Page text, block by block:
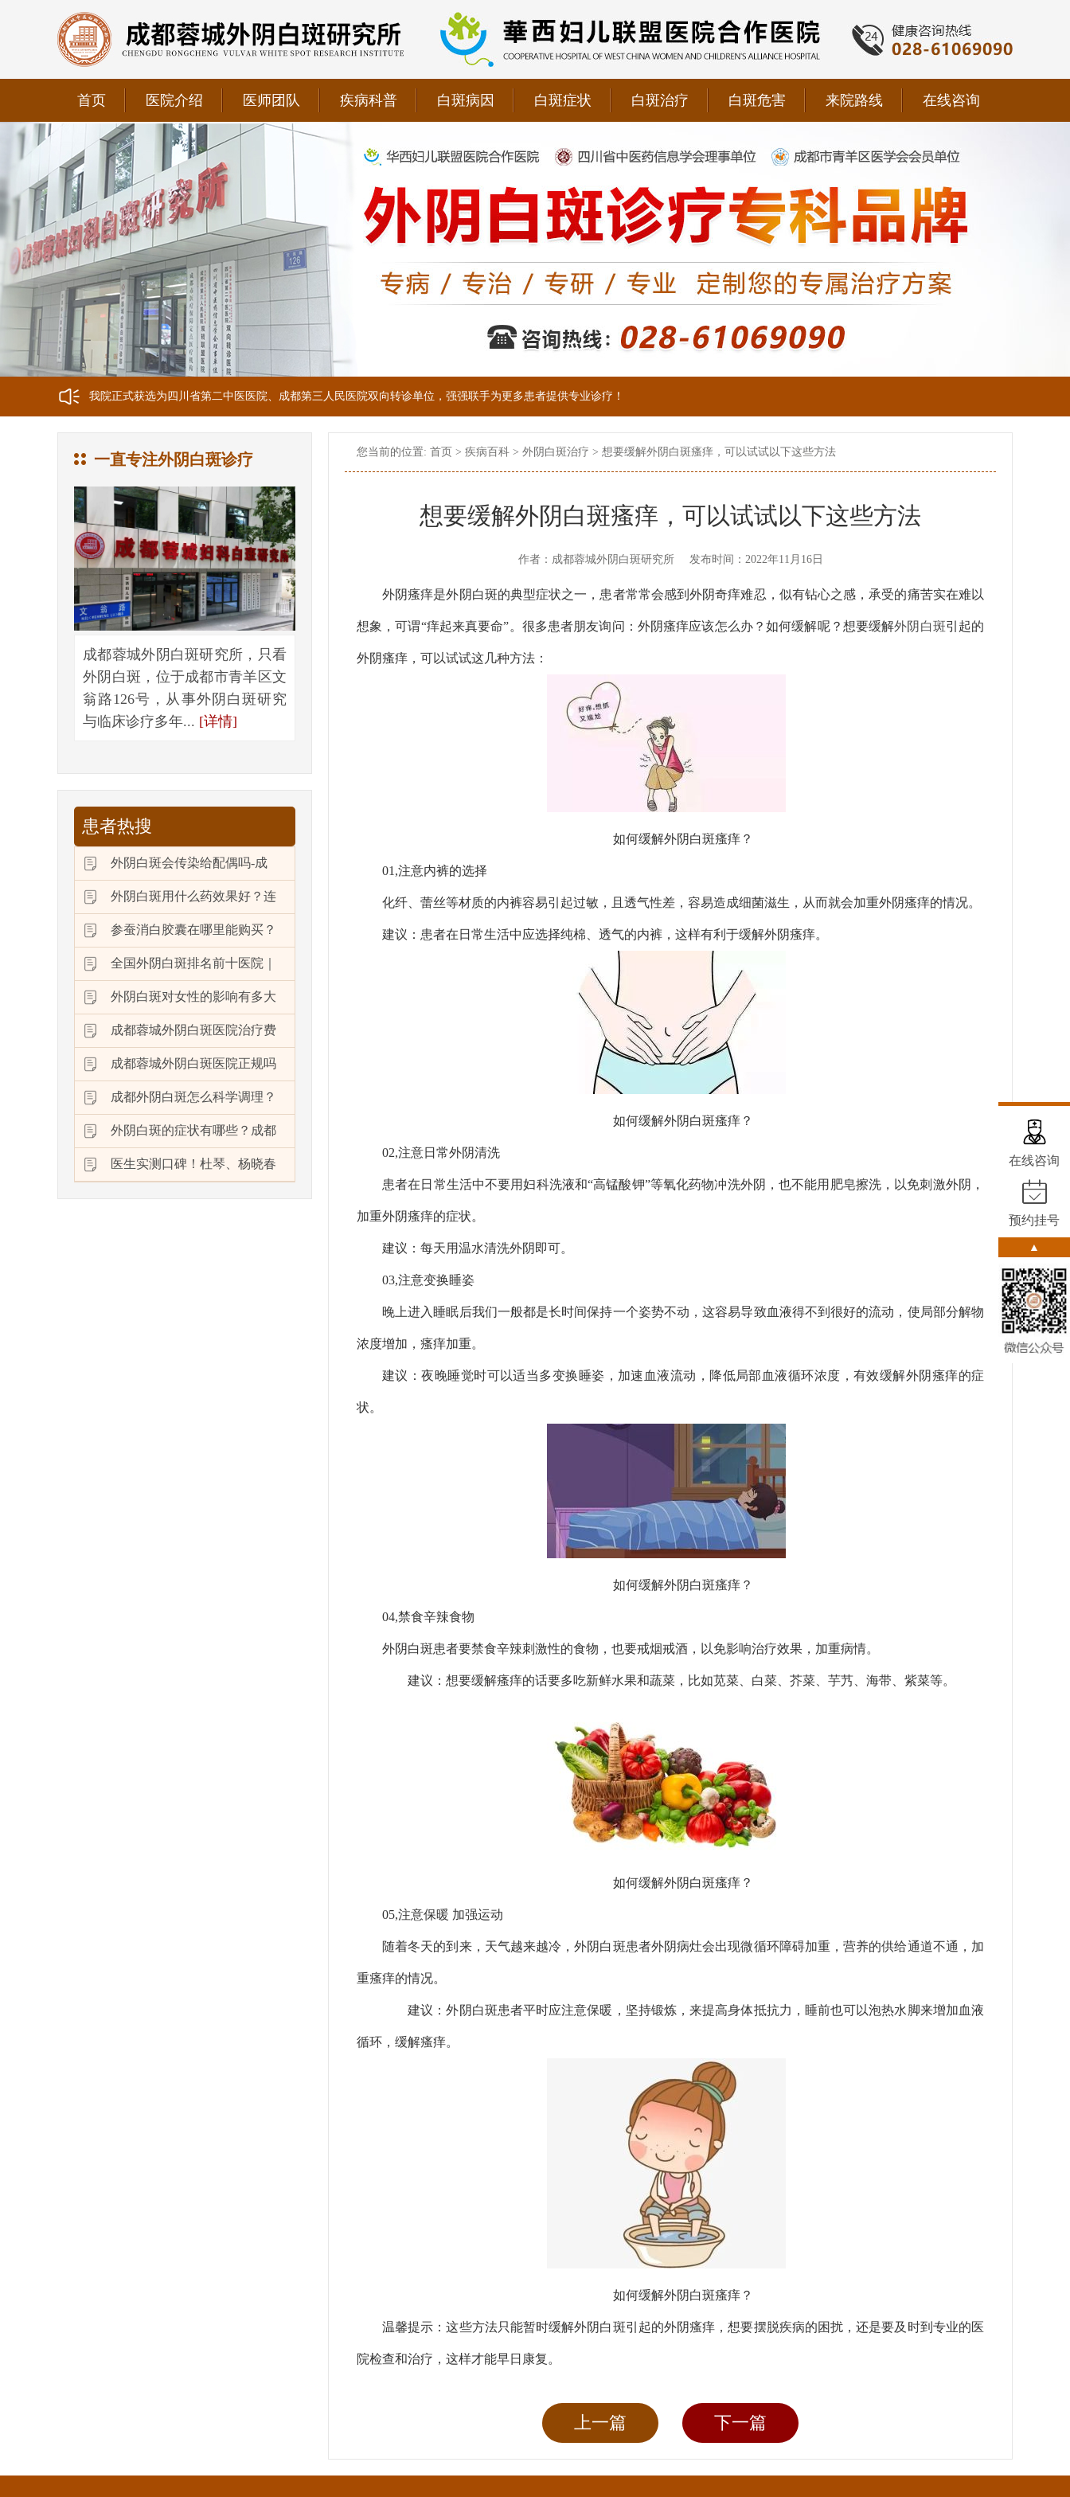
首页 医院介绍 医师团队 疾病科普 白斑病因 白斑症状 白斑治疗 白斑危害 来院路线 在线咨询
我院正式获选为四川省第二中医医院、成都第三人民医院双向转诊单位，强强联手为更多患者提供专业诊疗！
我院位于成都市青羊区文翁路126号，联系电话：028-61069090；警惕虚假广告，坚持正规医院就诊
我院现已成为四川省中医药信息学会理事单位、华西妇儿联盟合作医院！
我院正式获选为四川省第二中医医院、成都第三人民医院双向转诊单位，强强联手为更多患者提供专业诊疗！
我院位于成都市青羊区文翁路126号，联系电话：028-61069090；警惕虚假广告，坚持正规医院就诊
一直专注外阴白斑诊疗
成都蓉城外阴白斑研究所，只看
外阴白斑，位于成都市青羊区文
翁路126号，从事外阴白斑研究
与临床诊疗多年... [详情]
患者热搜
外阴白斑会传染给配偶吗-成
外阴白斑用什么药效果好？连
参蚕消白胶囊在哪里能购买？
全国外阴白斑排名前十医院｜
外阴白斑对女性的影响有多大
成都蓉城外阴白斑医院治疗费
成都蓉城外阴白斑医院正规吗
成都外阴白斑怎么科学调理？
外阴白斑的症状有哪些？成都
医生实测口碑！杜琴、杨晓春
您当前的位置: 首页 > 疾病百科 > 外阴白斑治疗 > 想要缓解外阴白斑瘙痒，可以试试以下这些方法
想要缓解外阴白斑瘙痒，可以试试以下这些方法
作者：成都蓉城外阴白斑研究所 发布时间：2022年11月16日
外阴瘙痒是外阴白斑的典型症状之一，患者常常会感到外阴奇痒难忍，似有钻心之感，承受的痛苦实在难以
想象，可谓“痒起来真要命”。很多患者朋友询问：外阴瘙痒应该怎么办？如何缓解呢？想要缓解外阴白斑引起的
外阴瘙痒，可以试试这几种方法：
如何缓解外阴白斑瘙痒？
01,注意内裤的选择
化纤、蕾丝等材质的内裤容易引起过敏，且透气性差，容易造成细菌滋生，从而就会加重外阴瘙痒的情况。
建议：患者在日常生活中应选择纯棉、透气的内裤，这样有利于缓解外阴瘙痒。
如何缓解外阴白斑瘙痒？
02,注意日常外阴清洗
患者在日常生活中不要用妇科洗液和“高锰酸钾”等氧化药物冲洗外阴，也不能用肥皂擦洗，以免刺激外阴，
加重外阴瘙痒的症状。
建议：每天用温水清洗外阴即可。
03,注意变换睡姿
晚上进入睡眠后我们一般都是长时间保持一个姿势不动，这容易导致血液得不到很好的流动，使局部分解物
浓度增加，瘙痒加重。
建议：夜晚睡觉时可以适当多变换睡姿，加速血液流动，降低局部血液循环浓度，有效缓解外阴瘙痒的症
状。
如何缓解外阴白斑瘙痒？
04,禁食辛辣食物
外阴白斑患者要禁食辛辣刺激性的食物，也要戒烟戒酒，以免影响治疗效果，加重病情。
建议：想要缓解瘙痒的话要多吃新鲜水果和蔬菜，比如苋菜、白菜、芥菜、芋艿、海带、紫菜等。
如何缓解外阴白斑瘙痒？
05,注意保暖 加强运动
随着冬天的到来，天气越来越冷，外阴白斑患者外阴病灶会出现微循环障碍加重，营养的供给通道不通，加
重瘙痒的情况。
建议：外阴白斑患者平时应注意保暖，坚持锻炼，来提高身体抵抗力，睡前也可以泡热水脚来增加血液
循环，缓解瘙痒。
如何缓解外阴白斑瘙痒？
温馨提示：这些方法只能暂时缓解外阴白斑引起的外阴瘙痒，想要摆脱疾病的困扰，还是要及时到专业的医
院检查和治疗，这样才能早日康复。
上一篇 下一篇
在线咨询
预约挂号
▲